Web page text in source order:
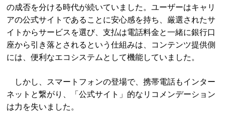
の成否を分ける時代が続いていました。ユーザーはキャリ
アの公式サイトであることに安心感を持ち、厳選されたサ
イトからサービスを選び、支払は電話料金と一緒に銀行口
座から引き落とされるという仕組みは、コンテンツ提供側
には、便利なエコシステムとして機能していました。
しかし、スマートフォンの登場で、携帯電話もインター
ネットと繋がり、「公式サイト」的なリコメンデーション
は力を失いました。